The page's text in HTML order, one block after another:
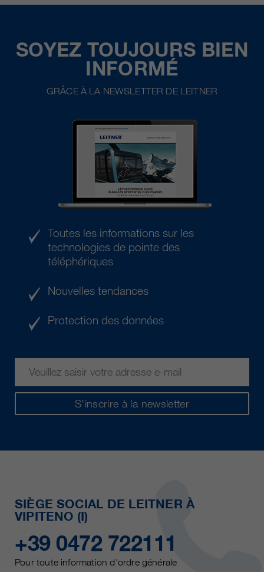
SOYEZ TOUJOURS BIEN
INFORMÉ
GRÂCE À LA NEWSLETTER DE LEITNER
S’inscrire à la newsletter
Toutes les informations sur les
technologies de pointe des
téléphériques
Nouvelles tendances
Protection des données
SIÈGE SOCIAL DE LEITNER À
VIPITENO (I)
+39 0472 722111
Pour toute information d'ordre générale